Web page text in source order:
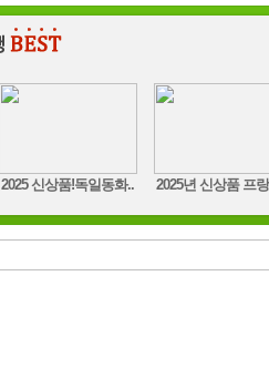
2025 신상품!독일동화.. 2025년 신상품 프